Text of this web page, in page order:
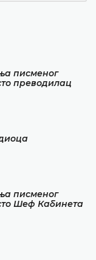
писменог
преводилац
писменог
Шеф Кабинета